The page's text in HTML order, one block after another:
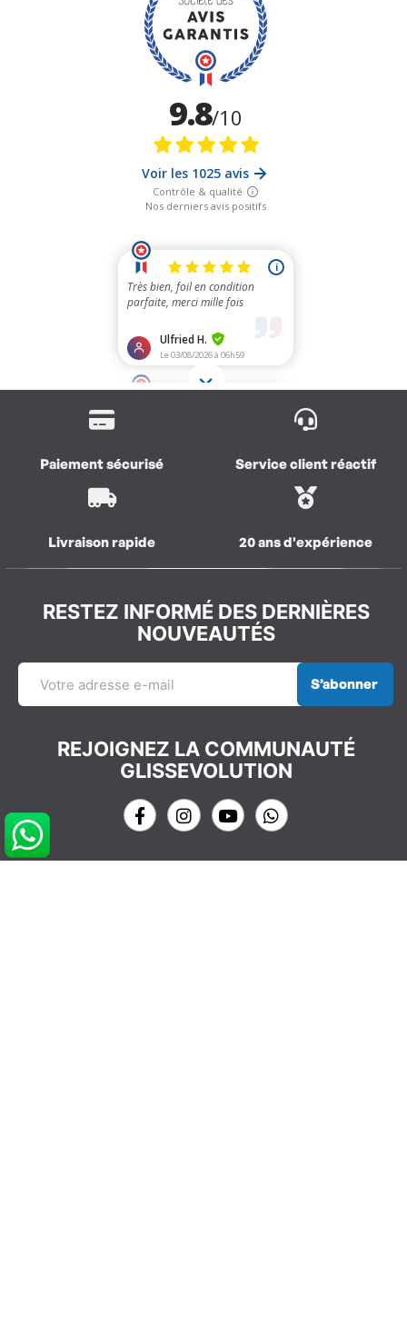
Paiement sécurisé Service client réactif
Livraison rapide 20 ans d'expérience
RESTEZ INFORMÉ DES DERNIÈRES
NOUVEAUTÉS
S’abonner
REJOIGNEZ LA COMMUNAUTÉ
GLISSEVOLUTION